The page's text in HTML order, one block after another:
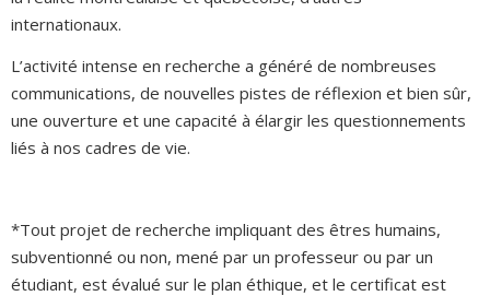
internationaux.
L’activité intense en recherche a généré de nombreuses
communications, de nouvelles pistes de réflexion et bien sûr,
une ouverture et une capacité à élargir les questionnements
liés à nos cadres de vie.
*Tout projet de recherche impliquant des êtres humains,
subventionné ou non, mené par un professeur ou par un
étudiant, est évalué sur le plan éthique, et le certificat est